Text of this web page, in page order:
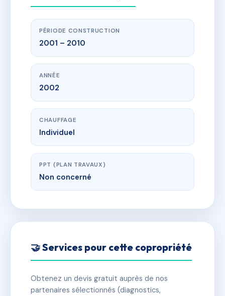
PÉRIODE CONSTRUCTION
2001 – 2010
ANNÉE
2002
CHAUFFAGE
Individuel
PPT (PLAN TRAVAUX)
Non concerné
🤝 Services pour cette copropriété
Obtenez un devis gratuit auprès de nos
partenaires sélectionnés (diagnostics,